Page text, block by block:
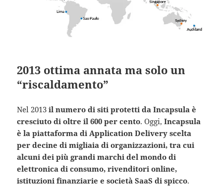
2013 ottima annata ma solo un
“riscaldamento”
Nel 2013 il numero di siti protetti da Incapsula è
cresciuto di oltre il 600 per cento. Oggi,Incapsula
è la piattaforma di Application Delivery scelta
per decine di migliaia di organizzazioni, tra cui
alcuni dei più grandi marchi del mondo di
elettronica di consumo, rivenditori online,
istituzioni finanziarie e società SaaS di spicco.